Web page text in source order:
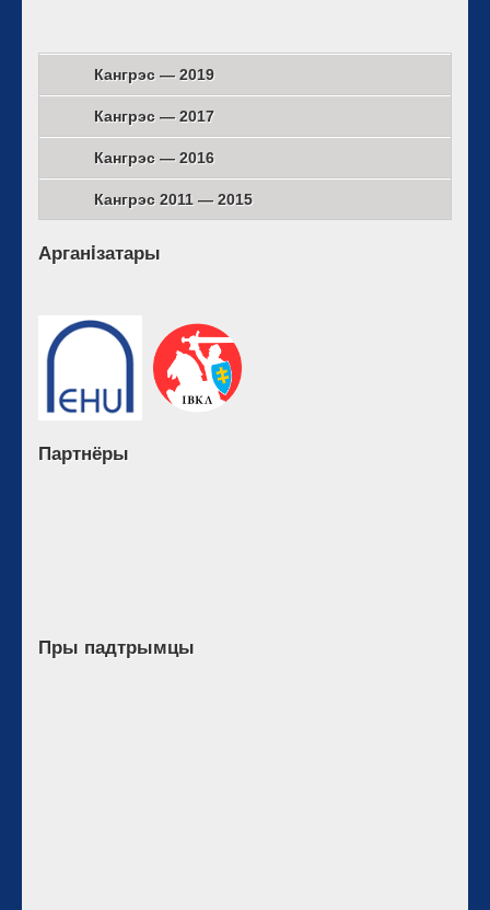
Кангрэс — 2019
Кангрэс — 2017
Кангрэс — 2016
Кангрэс 2011 — 2015
Арганiзатары
Партнёры
Пры падтрымцы